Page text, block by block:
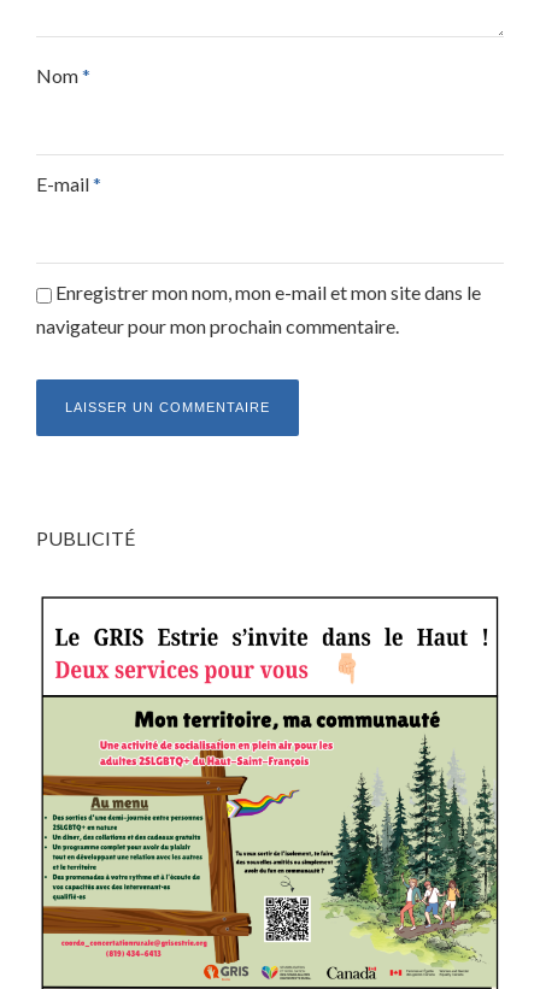
Nom*
E-mail*
Enregistrer mon nom, mon e-mail et mon site dans le
navigateur pour mon prochain commentaire.
PUBLICITÉ